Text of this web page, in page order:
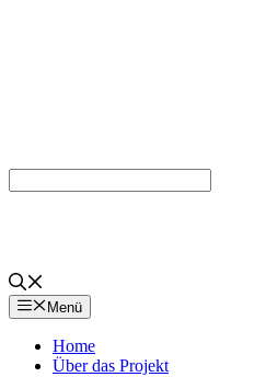
Menü
Home
Über das Projekt